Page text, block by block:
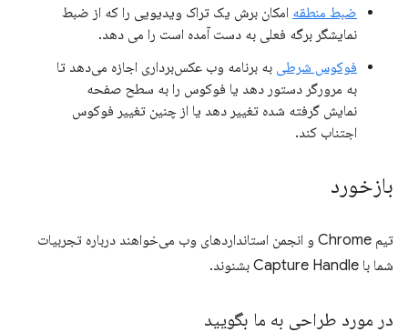
ضبط منطقه امکان برش یک تراک ویدیویی را که از ضبط
نمایشگر برگه فعلی به دست آمده است را می دهد.
فوکوس شرطی به برنامه وب عکس‌برداری اجازه می‌دهد تا
به مرورگر دستور دهد یا فوکوس را به سطح صفحه
نمایش گرفته شده تغییر دهد یا از چنین تغییر فوکوس
اجتناب کند.
بازخورد
تیم Chrome و انجمن استانداردهای وب می‌خواهند درباره تجربیات
شما با Capture Handle بشنوند.
در مورد طراحی به ما بگویید